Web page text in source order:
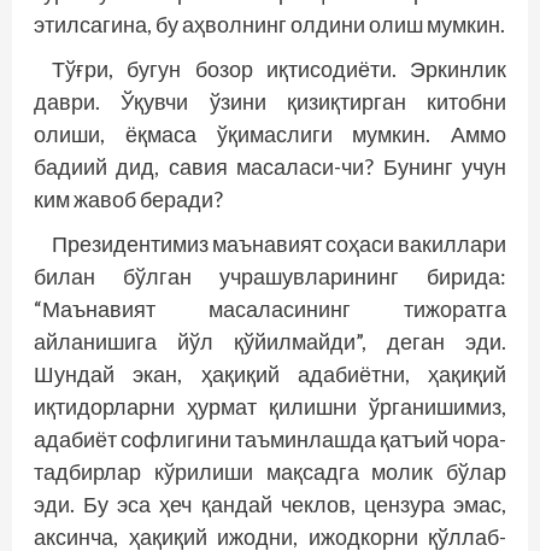
этилсагина, бу аҳволнинг олдини олиш мумкин.
Тўғри, бугун бозор иқтисодиёти. Эркинлик
даври. Ўқувчи ўзини қизиқтирган китобни
олиши, ёқмаса ўқимаслиги мумкин. Аммо
бадиий дид, савия масаласи-чи? Бунинг учун
ким жавоб беради?
Президентимиз маънавият соҳаси вакиллари
билан бўлган учрашувларининг бирида:
“Маънавият масаласининг тижоратга
айланишига йўл қўйилмайди”, деган эди.
Шундай экан, ҳақиқий адабиётни, ҳақиқий
иқтидорларни ҳурмат қилишни ўрганишимиз,
адабиёт софлигини таъминлашда қатъий чора-
тадбирлар кўрилиши мақсадга молик бўлар
эди. Бу эса ҳеч қандай чеклов, цензура эмас,
аксинча, ҳақиқий ижодни, ижодкорни қўллаб-